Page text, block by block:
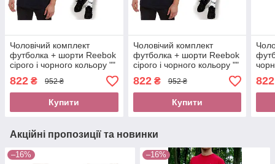
Чоловічий комплект
футболка + шорти Reebok
сірого і чорного кольору ""
В стилі Reebok ""
822 ₴ 952 ₴
Купити
Чоловічий комплект
футболка + шорти Reebok
сірого і чорного кольору ""
В стилі Reebok ""
822₴ 952 ₴
Купити
В
822
Акційні пропозиції та новинки
–16% –16%